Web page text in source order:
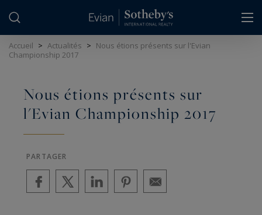
Accueil > Actualités > Nous étions présents sur l'Evian
Championship 2017
Nous étions présents sur
l'Evian Championship 2017
PARTAGER